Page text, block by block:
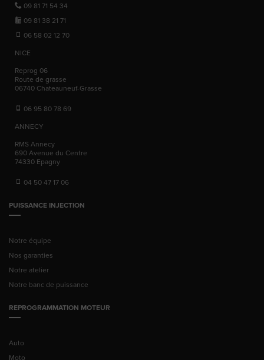
09 81 71 54 34
09 81 38 21 71
06 58 02 12 70
NICE
Reprog 06
Route de grasse
06740 Chateauneuf-Grasse
06 95 80 78 69
ANNECY
RMS Annecy
690 Avenue du Centre
74330 Epagny
04 50 47 17 06
PUISSANCE INJECTION
Notre équipe
Nos garanties
Notre atelier
Notre banc de puissance
REPROGRAMMATION MOTEUR
Auto
Moto